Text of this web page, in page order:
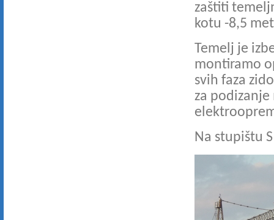
zaštiti
kotu -8,5
Temelj je
montiramo
svih faza
za
Na stupištu